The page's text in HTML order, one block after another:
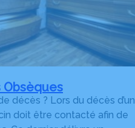
Obsèques
décès ? Lors du décès d’un
doit être contacté afin de